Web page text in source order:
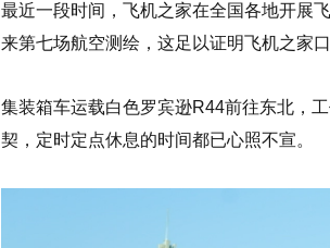
最近一段时间，飞机之家在全国各地开展
来第七场航空测绘，这足以证明飞机之家
集装箱车运载白色罗宾逊R44前往东北，
契，定时定点休息的时间都已心照不宣。